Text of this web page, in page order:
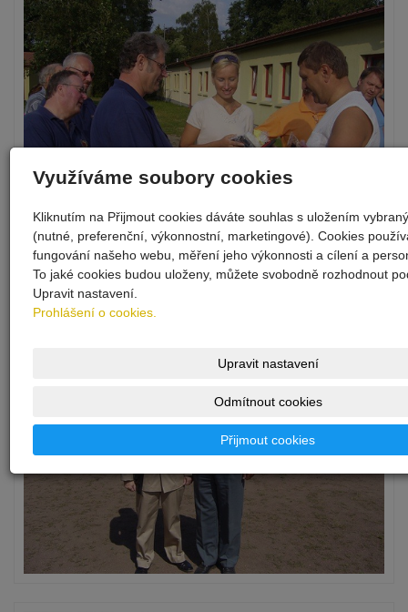
Využíváme soubory cookies
Kliknutím na Přijmout cookies dáváte souhlas s uložením
(nutné, preferenční, výkonnostní, marketingové). Cookies
fungování našeho webu, měření jeho výkonnosti a cílení a
To jaké cookies budou uloženy, můžete svobodně rozhodnout
Upravit nastavení.
Prohlášení o cookies.
Upravit nastavení
Odmítnout cookies
Přijmout cookies